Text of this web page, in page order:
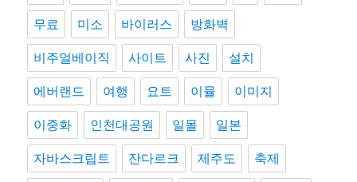
무료 미소 바이러스 방화벽
비주얼베이직 사이트 사진 설치
에버랜드 여행 요트 이뮬 이미지
이중화 인천대공원 일몰 일본
자바스크립트 잔다르크 제주도 축제